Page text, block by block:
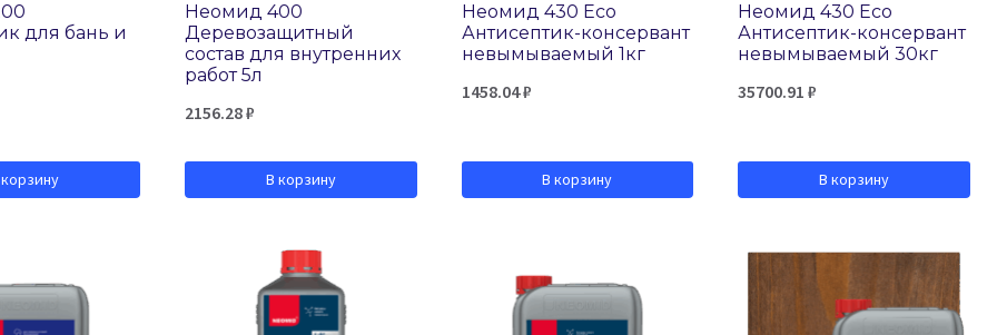
для бань и
Неомид 400
Деревозащитный
состав для внутренних
работ 5л
2156.28₽
В корзину
Неомид 430 Eco
Антисептик-консервант
невымываемый 1кг
1458.04₽
В корзину
Неомид 430 Eco
Антисептик-консервант
невымываемый 30кг
35700.91₽
В корзину